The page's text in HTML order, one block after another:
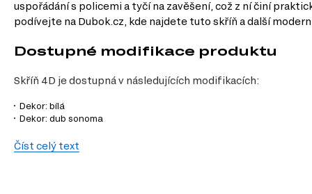
uspořádání s policemi a tyčí na zavěšení, což z ní činí
podívejte na Dubok.cz, kde najdete tuto skříň a další
Dostupné modifikace produktu
Skříň 4D je dostupná v následujících modifikacích:
Dekor: bílá
Dekor: dub sonoma
Charakteristiky, vlastnosti a výhody
Číst celý text